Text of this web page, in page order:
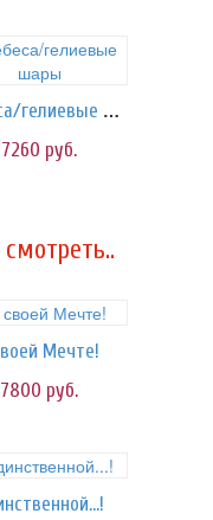
Небеса/гелиевые шары
7260 руб.
Мечте!
7800 руб.